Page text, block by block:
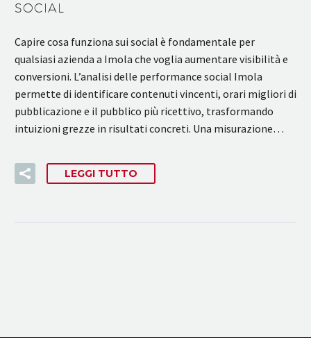
SOCIAL
Capire cosa funziona sui social è fondamentale per
qualsiasi azienda a Imola che voglia aumentare visibilità e
conversioni. L’analisi delle performance social Imola
permette di identificare contenuti vincenti, orari migliori di
pubblicazione e il pubblico più ricettivo, trasformando
intuizioni grezze in risultati concreti. Una misurazione…
LEGGI TUTTO